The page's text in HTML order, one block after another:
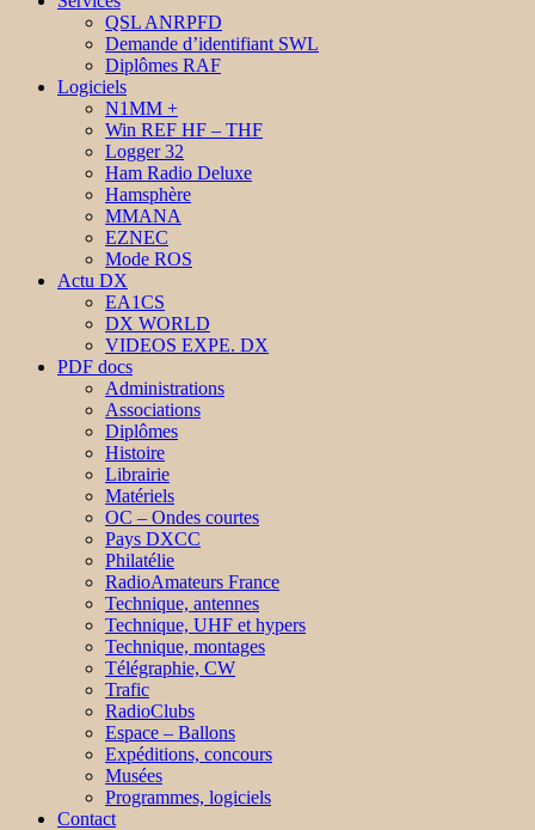
QSL ANRPFD
Demande d’identifiant SWL
Diplômes RAF
Logiciels
N1MM +
Win REF HF – THF
Logger 32
Ham Radio Deluxe
Hamsphère
MMANA
EZNEC
Mode ROS
Actu DX
EA1CS
DX WORLD
VIDEOS EXPE. DX
PDF docs
Administrations
Associations
Diplômes
Histoire
Librairie
Matériels
OC – Ondes courtes
Pays DXCC
Philatélie
RadioAmateurs France
Technique, antennes
Technique, UHF et hypers
Technique, montages
Télégraphie, CW
Trafic
RadioClubs
Espace – Ballons
Expéditions, concours
Musées
Programmes, logiciels
Contact